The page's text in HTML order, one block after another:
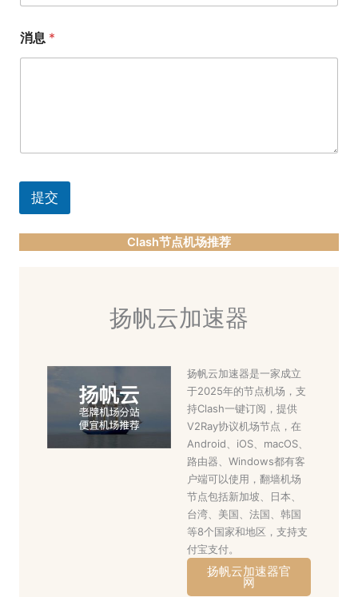
消息 *
提交
Clash节点机场推荐
扬帆云加速器
扬帆云加速器是一家成立
于2025年的节点机场，支
持Clash一键订阅，提供
V2Ray协议机场节点，在
Android、iOS、macOS、
路由器、Windows都有客
户端可以使用，翻墙机场
节点包括新加坡、日本、
台湾、美国、法国、韩国
等8个国家和地区，支持支
付宝支付。
扬帆云加速器官
网